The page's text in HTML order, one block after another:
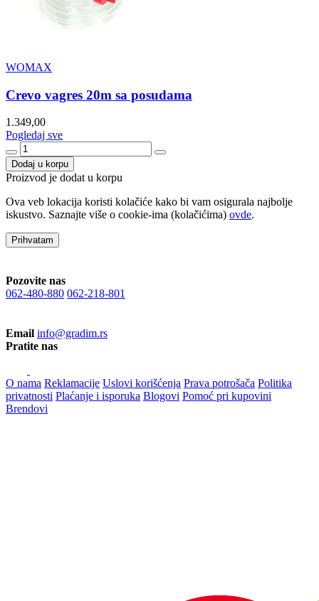
WOMAX
Crevo vagres 20m sa posudama
1.349,00
Pogledaj sve
Dodaj u korpu
Proizvod je dodat u korpu
Ova veb lokacija koristi kolačiće kako bi vam osigurala najbolje
iskustvo. Saznajte više o cookie-ima (kolačićima) ovde.
Prihvatam
Pozovite nas
062-480-880 062-218-801
Email info@gradim.rs
Pratite nas
O nama Reklamacije Uslovi korišćenja Prava potrošača Politika
privatnosti Plaćanje i isporuka Blogovi Pomoć pri kupovini
Brendovi